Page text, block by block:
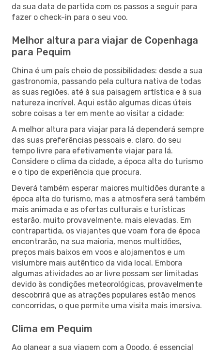
da sua data de partida com os passos a seguir para
fazer o check-in para o seu voo.
Melhor altura para viajar de Copenhaga
para Pequim
China é um país cheio de possibilidades: desde a sua
gastronomia, passando pela cultura nativa de todas
as suas regiões, até à sua paisagem artística e à sua
natureza incrível. Aqui estão algumas dicas úteis
sobre coisas a ter em mente ao visitar a cidade:
A melhor altura para viajar para lá dependerá sempre
das suas preferências pessoais e, claro, do seu
tempo livre para efetivamente viajar para lá.
Considere o clima da cidade, a época alta do turismo
e o tipo de experiência que procura.
Deverá também esperar maiores multidões durante a
época alta do turismo, mas a atmosfera será também
mais animada e as ofertas culturais e turísticas
estarão, muito provavelmente, mais elevadas. Em
contrapartida, os viajantes que voam fora de época
encontrarão, na sua maioria, menos multidões,
preços mais baixos em voos e alojamentos e um
vislumbre mais autêntico da vida local. Embora
algumas atividades ao ar livre possam ser limitadas
devido às condições meteorológicas, provavelmente
descobrirá que as atrações populares estão menos
concorridas, o que permite uma visita mais imersiva.
Clima em Pequim
Ao planear a sua viagem com a Opodo, é essencial